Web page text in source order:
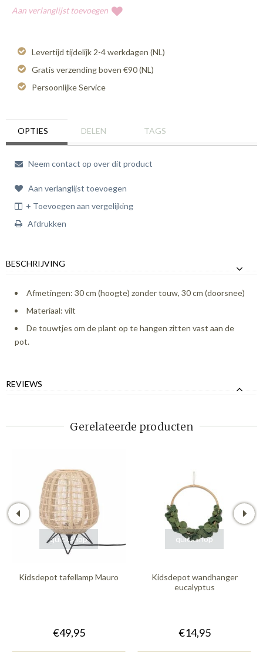
Aan verlanglijst toevoegen
Levertijd tijdelijk 2-4 werkdagen (NL)
Gratis verzending boven €90 (NL)
Persoonlijke Service
OPTIES DELEN TAGS
Neem contact op over dit product
Aan verlanglijst toevoegen
+ Toevoegen aan vergelijking
Afdrukken
BESCHRIJVING
Afmetingen: 30 cm (hoogte) zonder touw, 30 cm (doorsnee)
Materiaal: vilt
De touwtjes om de plant op te hangen zitten vast aan de
pot.
REVIEWS
Gerelateerde producten
quickshop
Kidsdepot tafellamp Mauro
€49,95
quickshop
Kidsdepot wandhanger
eucalyptus
€14,95